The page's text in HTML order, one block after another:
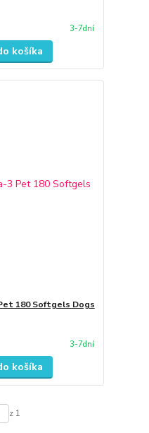
3-7dní
košíka
180 Softgels Dogs
3-7dní
košíka
z 1